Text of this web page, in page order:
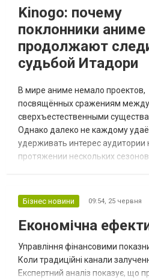
после премьеры. Со временем
перестал воспринимать...
Kinogo: почему
поклонники аниме
продолжают
судьбой Итадори
В мире аниме немало проектов,
посвящённых сражениям
сверхъестественными
Однако далеко не каждому
удерживать интерес аудитории
протяжении нескольких
сюжета, запоминающихся
мира, где опасность может
буквально за каждым углом.
поклонники жанра следят за
истории через Киного,
любимым эпиз...
Бізнес новини 09:54, 25 червня
Економічна
Управління фінансовими
Коли традиційні канали
Експертний аналіз показує, що